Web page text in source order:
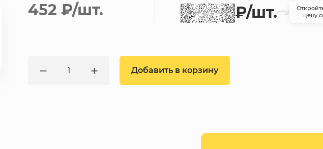
452 ₽/шт. ₽/шт.
цену
Добавить в корзину